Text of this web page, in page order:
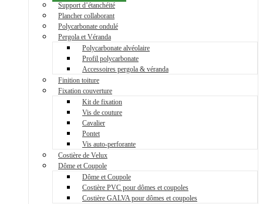
Support d’étanchéité
Plancher collaborant
Polycarbonate ondulé
Pergola et Véranda
Polycarbonate alvéolaire
Profil polycarbonate
Accessoires pergola & véranda
Finition toiture
Fixation couverture
Kit de fixation
Vis de couture
Cavalier
Pontet
Vis auto-perforante
Costière de Velux
Dôme et Coupole
Dôme et Coupole
Costière PVC pour dômes et coupoles
Costière GALVA pour dômes et coupoles